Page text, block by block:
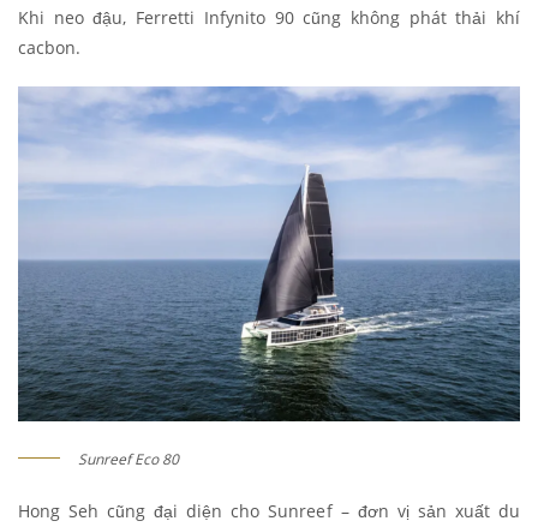
Khi neo đậu, Ferretti Infynito 90 cũng không phát thải khí
cacbon.
Sunreef Eco 80
Hong Seh cũng đại diện cho Sunreef – đơn vị sản xuất du